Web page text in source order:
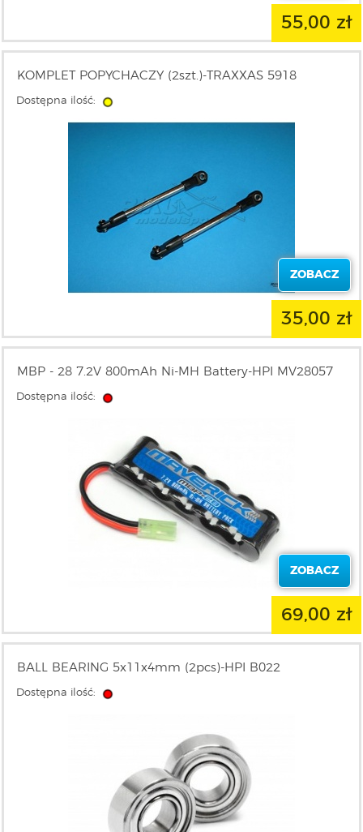
55,00 zł
KOMPLET POPYCHACZY (2szt.)-TRAXXAS 5918
Dostępna ilość:
ZOBACZ
35,00 zł
MBP - 28 7.2V 800mAh Ni-MH Battery-HPI MV28057
Dostępna ilość:
ZOBACZ
69,00 zł
BALL BEARING 5x11x4mm (2pcs)-HPI B022
Dostępna ilość: